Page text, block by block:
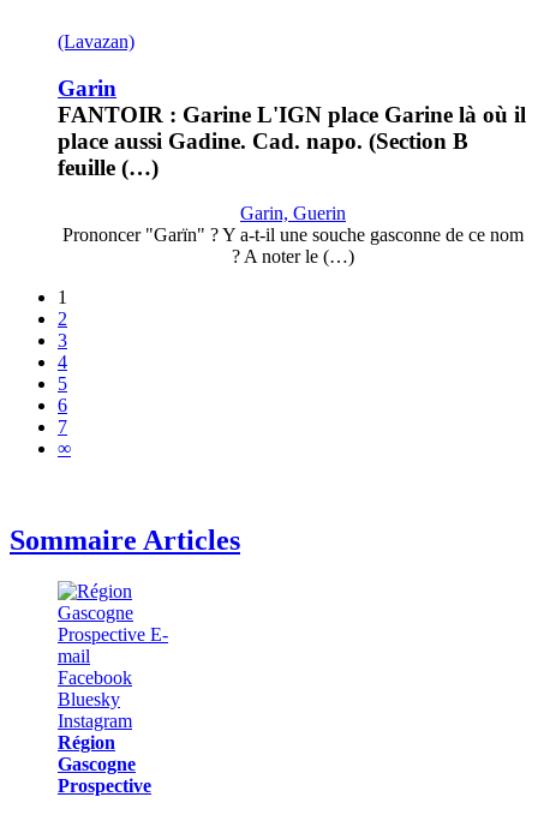
(Lavazan)
Garin
FANTOIR : Garine L'IGN place Garine là où il
place aussi Gadine. Cad. napo. (Section B
feuille (…)
Garin, Guerin
Prononcer "Garïn" ? Y a-t-il une souche gasconne de ce nom
? A noter le (…)
1
2
3
4
5
6
7
∞
Sommaire Articles
Région
Gascogne
Prospective